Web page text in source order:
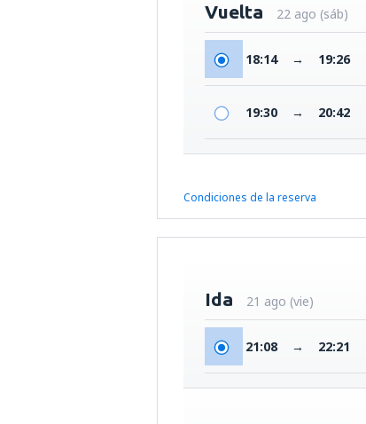
Vuelta 22 ago (sáb)
18:14 → 19:26
19:30 → 20:42
Condiciones de la reserva
Ida 21 ago (vie)
21:08 → 22:21